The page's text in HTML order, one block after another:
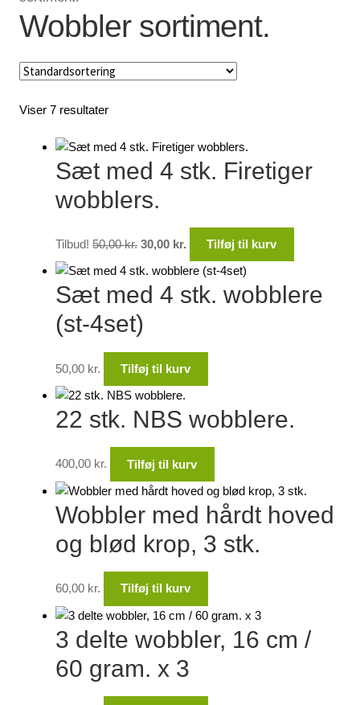
Lagersalg
Min Konto
Glemt adgangskode
Wobbler sortiment.
Viser 7 resultater
Sæt med 4 stk. Firetiger
wobblers.
Tilbud! 50,00kr.
pris
var:
30,00 kr.
pris
er:
Tilføj til kurv
Sæt med 4 stk. wobblere
(st-4set)
50,00 kr. Tilføj til kurv
22 stk. NBS wobblere.
400,00 kr. Tilføj til kurv
Wobbler med hårdt hoved
og blød krop, 3 stk.
60,00 kr. Tilføj til kurv
3 delte wobbler, 16 cm /
60 gram. x 3